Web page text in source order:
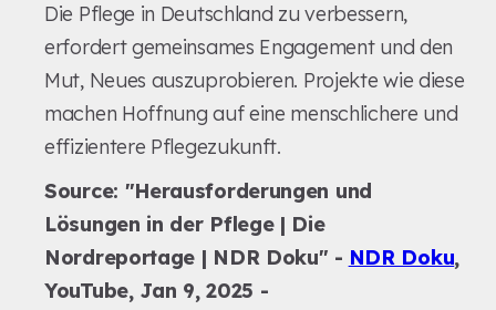
Die Pflege in Deutschland zu verbessern,
erfordert gemeinsames Engagement und den
Mut, Neues auszuprobieren. Projekte wie diese
machen Hoffnung auf eine menschlichere und
effizientere Pflegezukunft.
Source: "Herausforderungen und
Lösungen in der Pflege | Die
Nordreportage | NDR Doku" - NDR Doku,
YouTube, Jan 9, 2025 -